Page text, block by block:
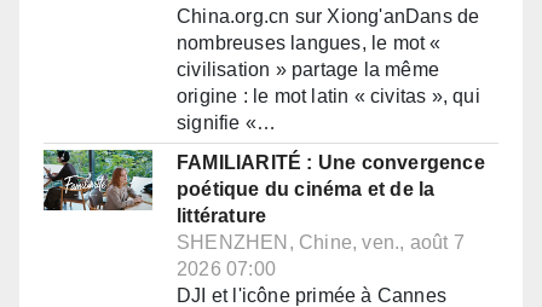
China.org.cn sur Xiong'anDans de
nombreuses langues, le mot «
civilisation » partage la même
origine : le mot latin « civitas », qui
signifie «…
FAMILIARITÉ : Une convergence
poétique du cinéma et de la
littérature
SHENZHEN, Chine, ven., août 7
2026 07:00
DJI et l'icône primée à Cannes